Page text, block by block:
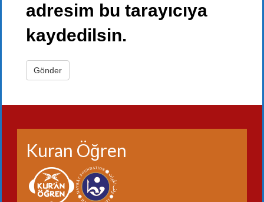
adresim bu tarayıcıya
kaydedilsin.
Kuran Öğren